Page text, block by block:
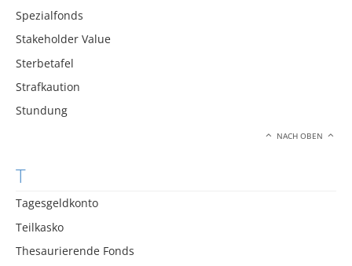
Spezialfonds
Stakeholder Value
Sterbetafel
Strafkaution
Stundung
NACH OBEN
T
Tagesgeldkonto
Teilkasko
Thesaurierende Fonds